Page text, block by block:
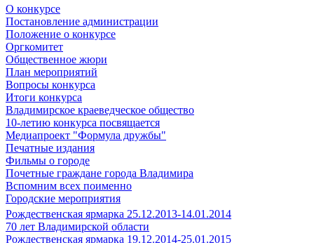
О конкурсе
Постановление администрации
Положение о конкурсе
Оргкомитет
Общественное жюри
План мероприятий
Вопросы конкурса
Итоги конкурса
Владимирское краеведческое общество
10-летию конкурса посвящается
Медиапроект "Формула дружбы"
Печатные издания
Фильмы о городе
Почетные граждане города Владимира
Вспомним всех поименно
Городские мероприятия
Рождественская ярмарка 25.12.2013-14.01.2014
70 лет Владимирской области
Рождественская ярмарка 19.12.2014-25.01.2015